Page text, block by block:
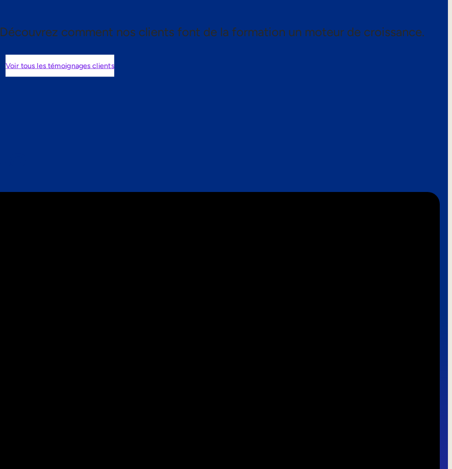
Découvrez comment nos clients font de la formation un moteur de croissance.
Voir tous les témoignages clients